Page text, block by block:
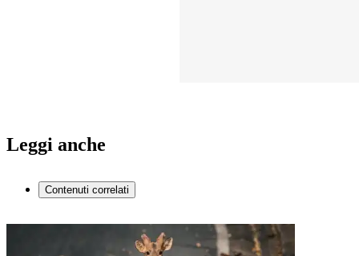
Leggi anche
Contenuti correlati